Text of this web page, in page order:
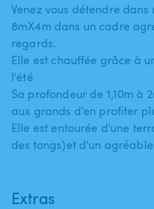
Venez vous détendre
8mX4m dans un cadre
regards.
Elle est chauffée grâce à
l'été
Sa profondeur de 1​,​10m à
aux grands d'en profiter
Elle est entourée d'une
des tongs)et d'un
Extras